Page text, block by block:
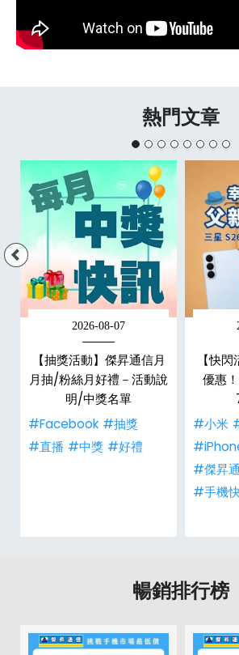
熱門文章
2026-08-07
【抽獎活動】傑昇通信月
月抽/粉絲月好禮－活動說
明/中獎名單
#Facebook #抽獎
#直播 #中獎 #好禮
【快
優惠
#小米
#傑昇
#手機
暢銷排行榜